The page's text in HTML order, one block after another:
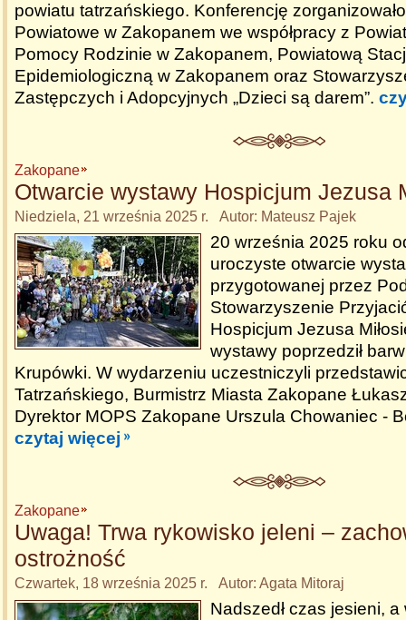
powiatu tatrzańskiego. Konferencję
Powiatowe w Zakopanem we współpracy z
Pomocy Rodzinie w Zakopanem, Powiatową
Epidemiologiczną w Zakopanem oraz
Zastępczych i Adopcyjnych „Dzieci są darem”.
Zakopane
Otwarcie wystawy Hospicjum Jezusa
Niedziela, 21 września 2025 r. Autor: Mateusz Pajek
20 września 2025 roku
uroczyste otwarcie
przygotowanej przez
Stowarzyszenie
Hospicjum Jezusa
wystawy poprzedził
Krupówki. W wydarzeniu uczestniczyli
Tatrzańskiego, Burmistrz Miasta Zakopane
Dyrektor MOPS Zakopane Urszula Chowaniec -
czytaj więcej
Zakopane
Uwaga! Trwa rykowisko jeleni –
ostrożność
Czwartek, 18 września 2025 r. Autor: Agata Mitoraj
Nadszedł czas jesieni,